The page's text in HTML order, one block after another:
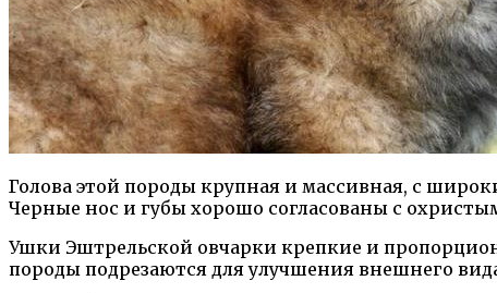
Голова этой породы крупная и массивная, с
Черные нос и губы хорошо согласованы с
Ушки Эштрельской овчарки крепкие и
породы подрезаются для улучшения внешнего